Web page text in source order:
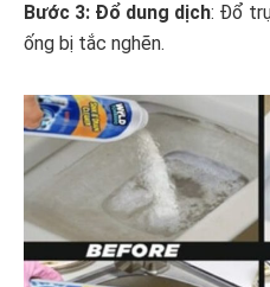
Bước 3: Đổ dung dịch: Đổ
ống bị tắc nghẽn.